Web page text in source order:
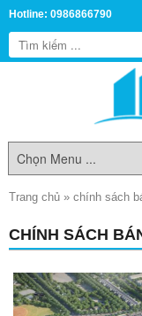
Hotline: 0986866790
Trang chủ » chính sách
CHÍNH SÁCH